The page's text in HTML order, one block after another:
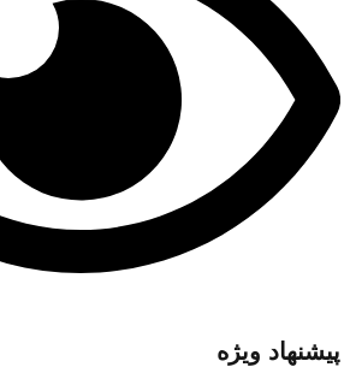
پیشنهاد ویژه